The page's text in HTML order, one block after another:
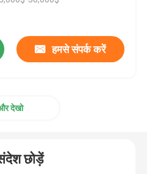
हमसे संपर्क करें
देखो
छोड़ें